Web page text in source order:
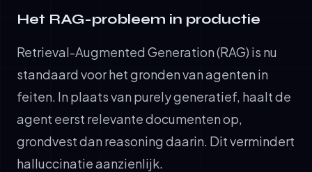
Het RAG-probleem in productie
Retrieval-Augmented Generation (RAG) is nu
standaard voor het gronden van agenten in
feiten. In plaats van purely generatief, haalt de
agent eerst relevante documenten op,
grondvest dan reasoning daarin. Dit vermindert
halluccinatie aanzienlijk.